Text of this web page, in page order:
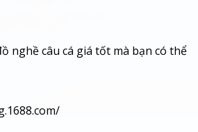
nghề câu cá giá tốt mà bạn có thể